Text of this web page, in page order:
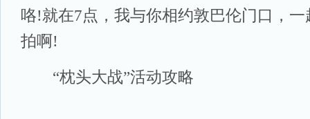
咯!就在7点，我与你相约敦巴伦门口，
拍啊!
“枕头大战”活动攻略